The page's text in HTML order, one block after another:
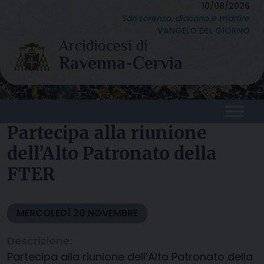
content
10/08/2026
San Lorenzo, diacono e martire
VANGELO DEL GIORNO
Partecipa alla riunione
dell’Alto Patronato della
FTER
MERCOLEDÌ 20 NOVEMBRE
Partecipa alla riunione dell’Alto Patronato della